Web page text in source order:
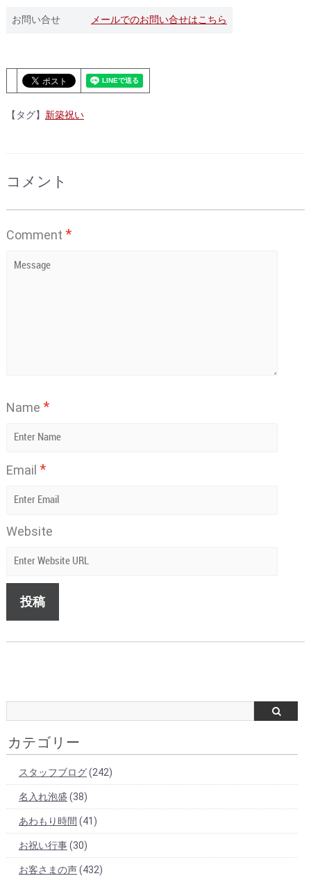
お問い合せ メールでのお問い合せはこちら
【タグ】 新築祝い
コメント
Comment *
Name *
Email *
Website
カテゴリー
スタッフブログ(242)
名入れ泡盛 (38)
あわもり時間 (41)
お祝い行事(30)
お客さまの声(432)